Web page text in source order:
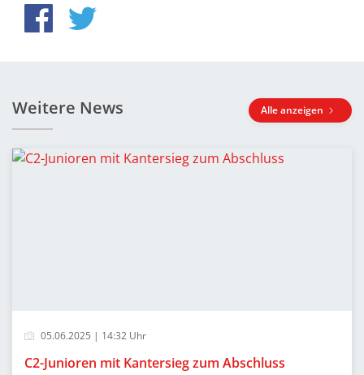
Weitere News Alle anzeigen
05.06.2025 | 14:32 Uhr
C2-Junioren mit Kantersieg zum Abschluss